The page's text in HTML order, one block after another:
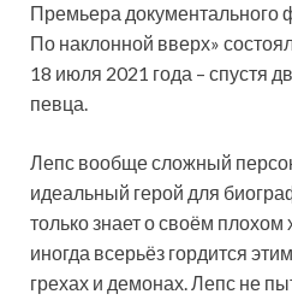
Премьера документального
По наклонной вверх»
18 июля 2021 года – спустя
певца.
Лепс вообще сложный
идеальный герой для
толькознает о своём плохом
иногда всерьёз гордится
грехах и демонах. Лепс не